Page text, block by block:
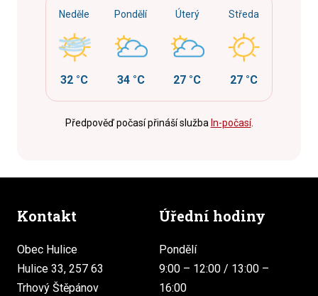
Neděle
32 °C
Pondělí
34 °C
Úterý
27 °C
Středa
27 °C
Předpověď počasí přináší služba In-počasí.
Kontakt
Obec Hulice
Hulice 33, 257 63
Trhový Štěpánov
Úřední hodiny
Pondělí
9:00 – 12:00 / 13:00 –
16:00